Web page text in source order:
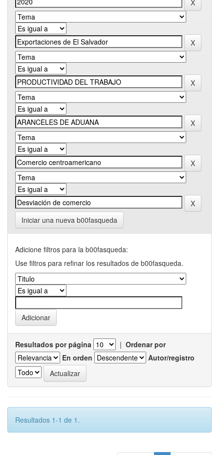
Iniciar una nueva b00fasqueda
Adicione filtros para la b00fasqueda:
Use filtros para refinar los resultados de b00fasqueda.
Resultados por página | Ordenar por
En orden
Autor/registro
Resultados 1-1 de 1.